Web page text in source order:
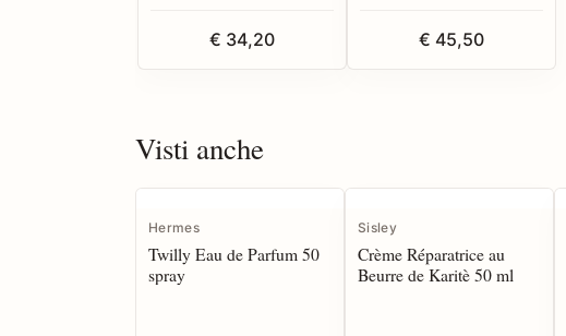
€ 34,20 € 45,50
Visti anche
Hermes
Twilly Eau de Parfum 50
spray
Sisley
Crème Réparatrice au
Beurre de Karitè 50 ml